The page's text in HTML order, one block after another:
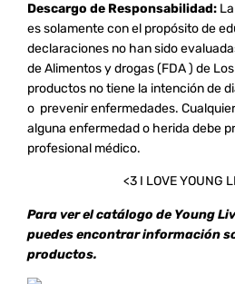
Descargo de Responsabilidad:
es solamente con el propósito de
declaraciones no han sido
de Alimentos y drogas (FDA ) de
productos no tiene la intención de
o prevenir enfermedades.
alguna enfermedad o herida debe
profesional médico.
<3 I LOVE YOUNG
Para ver el catálogo de Young
puedes encontrar información
productos.